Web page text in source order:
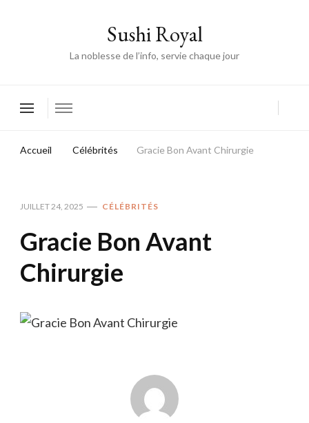
Sushi Royal
La noblesse de l’info, servie chaque jour
Accueil Célébrités Gracie Bon Avant Chirurgie
JUILLET 24, 2025 CÉLÉBRITÉS
Gracie Bon Avant
Chirurgie